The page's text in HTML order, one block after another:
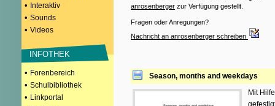
• Interaktiv
• Sounds
• Videos
INFOTHEK
• Forenbereich
• Schulbibliothek
• Linkportal
anrosenberger zur Verfügung gestellt.
Fragen oder Anregungen?
Nachricht an anrosenberger schreiben
Season, months and weekdays
Mit